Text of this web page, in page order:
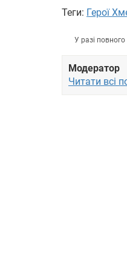
Теги: Герої
У разі
Модератор
Читати всі